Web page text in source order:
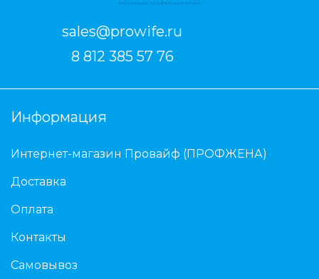
sales@prowife.ru
8 812 385 57 76
Информация
Интернет-магазин Провайф (ПРОФЖЕНА)
Доставка
Оплата
Контакты
Самовывоз